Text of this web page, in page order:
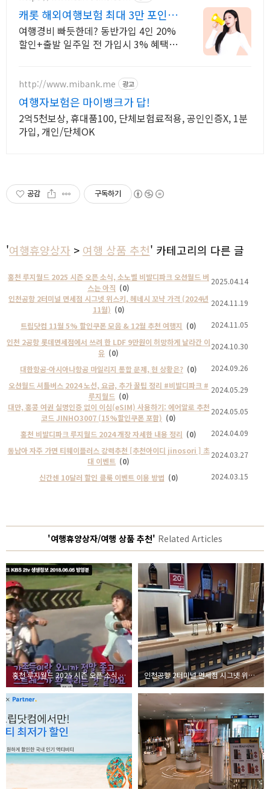
캐롯 해외여행보험 최대 3만 포인트
지급
여행경비 빠듯한데? 동반가입 4인 20%
할인+출발 일주일 전 가입시 3% 혜택!
http://www.mibank.me 광고
여행자보험은 마이뱅크가 답!
2억5천보상, 휴대품100, 단체보험료적용, 공인인증X, 1분
가입, 개인/단체OK
공감 구독하기
'여행휴양상자 > 여행 상품 추천' 카테고리의 다른 글
홍천 루지월드 2025 시즌 오픈 소식, 소노벨 비발디파크 오션월드 버
스는 아직 (0)
2025.04.14
인천공항 2터미널 면세점 시그넷 위스키, 헤네시 꼬냑 가격 (2024년
11월) (0)
2024.11.19
트립닷컴 11월 5% 할인쿠폰 모음 & 12월 추천 여행지 (0)
2024.11.05
인천 2공항 롯데면세점에서 쓰려 한 LDF 9만원이 허망하게 날라간 이
유 (0)
2024.10.30
대한항공-아시아나항공 마일리지 통합 문제, 현 상황은? (0)
2024.09.26
오션월드 셔틀버스 2024 노선, 요금, 추가 꿀팁 정리 #비발디파크 #
루지월드 (0)
2024.05.29
대만, 홍콩 여권 실명인증 없이 이심(eSIM) 사용하기: 에어알로 추천
코드 JINHO3007 (15%할인쿠폰 포함) (0)
2024.05.05
홍천 비발디파크 루지월드 2024 개장 자세한 내용 정리 (0)
2024.04.09
동남아 자주 가면 티웨이플러스 강력추천 [추천아이디 jinosori ] 초
대 이벤트 (0)
2024.03.27
신간센 10달러 할인 클룩 이벤트 이용 방법 (0) 2024.03.15
'여행휴양상자/여행 상품 추천' Related Articles
홍천 루지월드 2025 시즌 오픈 소식, 소노벨 비발디파크 오션월드 버스는 아직 인천공항 2터미널 면세점 시그넷 위스키, 헤네시 꼬냑 가격 (2024년 11월)